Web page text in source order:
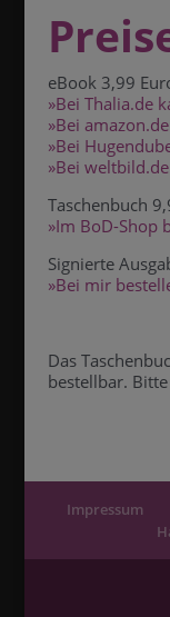
eBook 3,99
»Bei Thalia.de
»Bei
»Bei
»Bei
Taschenbuch
»Im BoD-Shop
Signierte
»Bei mir
Das
bestellbar.
Impressum